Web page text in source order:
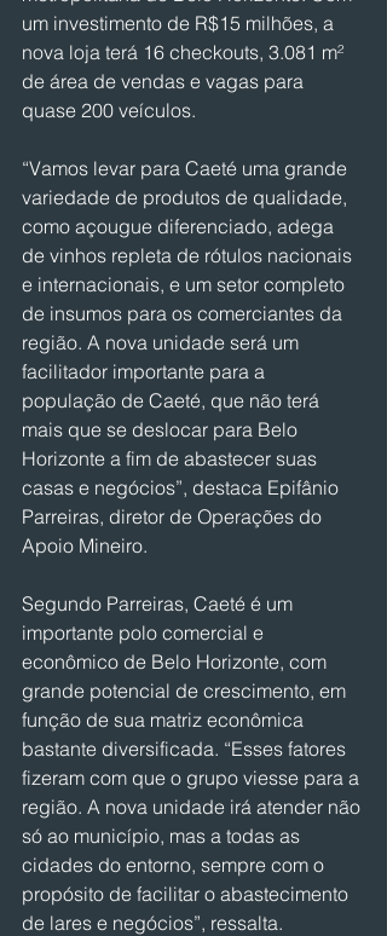
um investimento de R$15 milhões, a
nova loja terá 16 checkouts, 3.081 m²
de área de vendas e vagas para
quase 200 veículos.
“Vamos levar para Caeté uma grande
variedade de produtos de qualidade,
como açougue diferenciado, adega
de vinhos repleta de rótulos nacionais
e internacionais, e um setor completo
de insumos para os comerciantes da
região. A nova unidade será um
facilitador importante para a
população de Caeté, que não terá
mais que se deslocar para Belo
Horizonte a fim de abastecer suas
casas e negócios”, destaca Epifânio
Parreiras, diretor de Operações do
Apoio Mineiro.
Segundo Parreiras, Caeté é um
importante polo comercial e
econômico de Belo Horizonte, com
grande potencial de crescimento, em
função de sua matriz econômica
bastante diversificada. “Esses fatores
fizeram com que o grupo viesse para a
região. A nova unidade irá atender não
só ao município, mas a todas as
cidades do entorno, sempre com o
propósito de facilitar o abastecimento
de lares e negócios”, ressalta.